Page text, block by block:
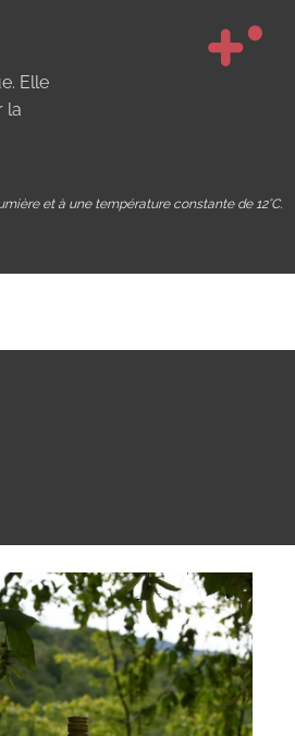
Elle
la
et à une température constante de 12°C.